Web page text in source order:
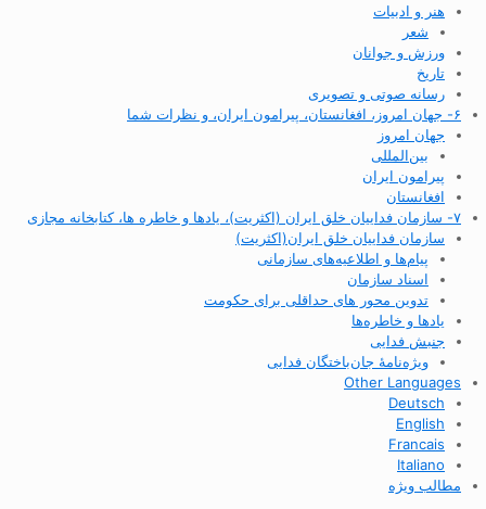
هنر و ادبیات
شعر
ورزش و جوانان
تاریخ
رسانه صوتی و تصویری
۶- جهان امروز، افغانستان، پیرامون ایران، و نظرات شما
جهان امروز
بین‌المللی
پیرامون ایران
افغانستان
۷- سازمان فداییان خلق ایران (اکثریت)، یادها و خاطره ها، کتابخانه مجازی
سازمان فداییان خلق ایران(اکثریت)
پیام‌ها و اطلاعیه‌های سازمانی
اسناد سازمان
تدوین محور های حداقلی برای حکومت
یادها و خاطره‌ها
جنبش فدایی
ویژه‌نامهٔ جان‌باختگان فدایی
Other Languages
Deutsch
English
Francais
Italiano
مطالب ویژه